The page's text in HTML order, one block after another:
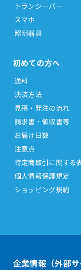
トランシーバー
スマホ
照明器具
初めての方へ
送料
決済方法
見積・発注の流れ
請求書・領収書等
お届け日数
注意点
特定商取引に関する
個人情報保護規定
ショッピング規約
企業情報（外部サ